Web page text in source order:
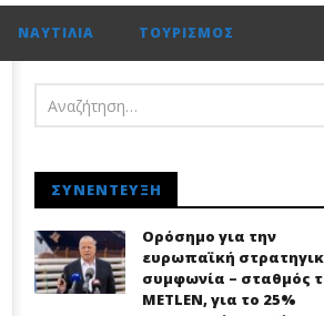
ΝΑΥΤΙΛΊΑ ΤΟΥΡΙΣΜΌΣ
ΣΥΝΈΝΤΕΥΞΗ
Ορόσημο για την
ευρωπαϊκή
συμφωνία – σταθμός
METLEN, για το 25%